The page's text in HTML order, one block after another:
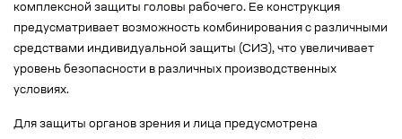
комплексной защиты головы рабочего. Ее конструкция
предусматривает возможность комбинирования с различными
средствами индивидуальной защиты (СИЗ), что увеличивает
уровень безопасности в различных производственных
условиях.
Для защиты органов зрения и лица предусмотрена